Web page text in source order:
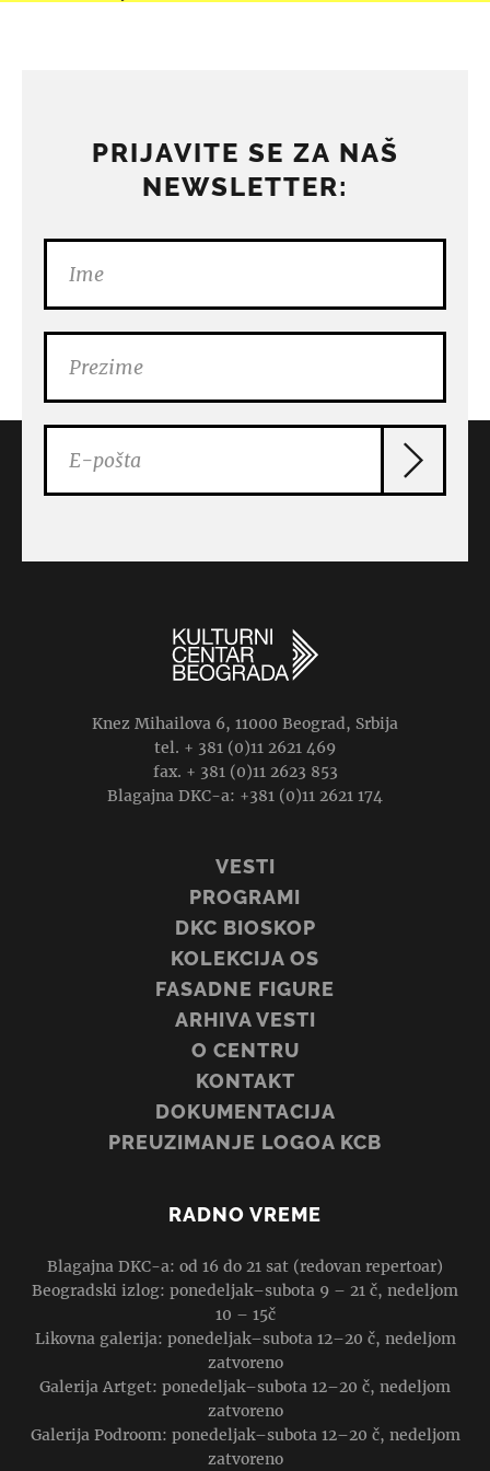
PRIJAVITE SE ZA NAŠ
NEWSLETTER:
Knez Mihailova 6, 11000 Beograd, Srbija
tel. + 381 (0)11 2621 469
fax. + 381 (0)11 2623 853
Blagajna DKC-a: +381 (0)11 2621 174
VESTI
PROGRAMI
DKC BIOSKOP
KOLEKCIJA OS
FASADNE FIGURE
ARHIVA VESTI
O CENTRU
KONTAKT
DOKUMENTACIJA
PREUZIMANJE LOGOA KCB
RADNO VREME
Blagajna DKC-a: od 16 do 21 sat (redovan repertoar)
Beogradski izlog: ponedeljak–subota 9 – 21 č, nedeljom
10 – 15č
Likovna galerija: ponedeljak–subota 12–20 č, nedeljom
zatvoreno
Galerija Artget: ponedeljak–subota 12–20 č, nedeljom
zatvoreno
Galerija Podroom: ponedeljak–subota 12–20 č, nedeljom
zatvoreno